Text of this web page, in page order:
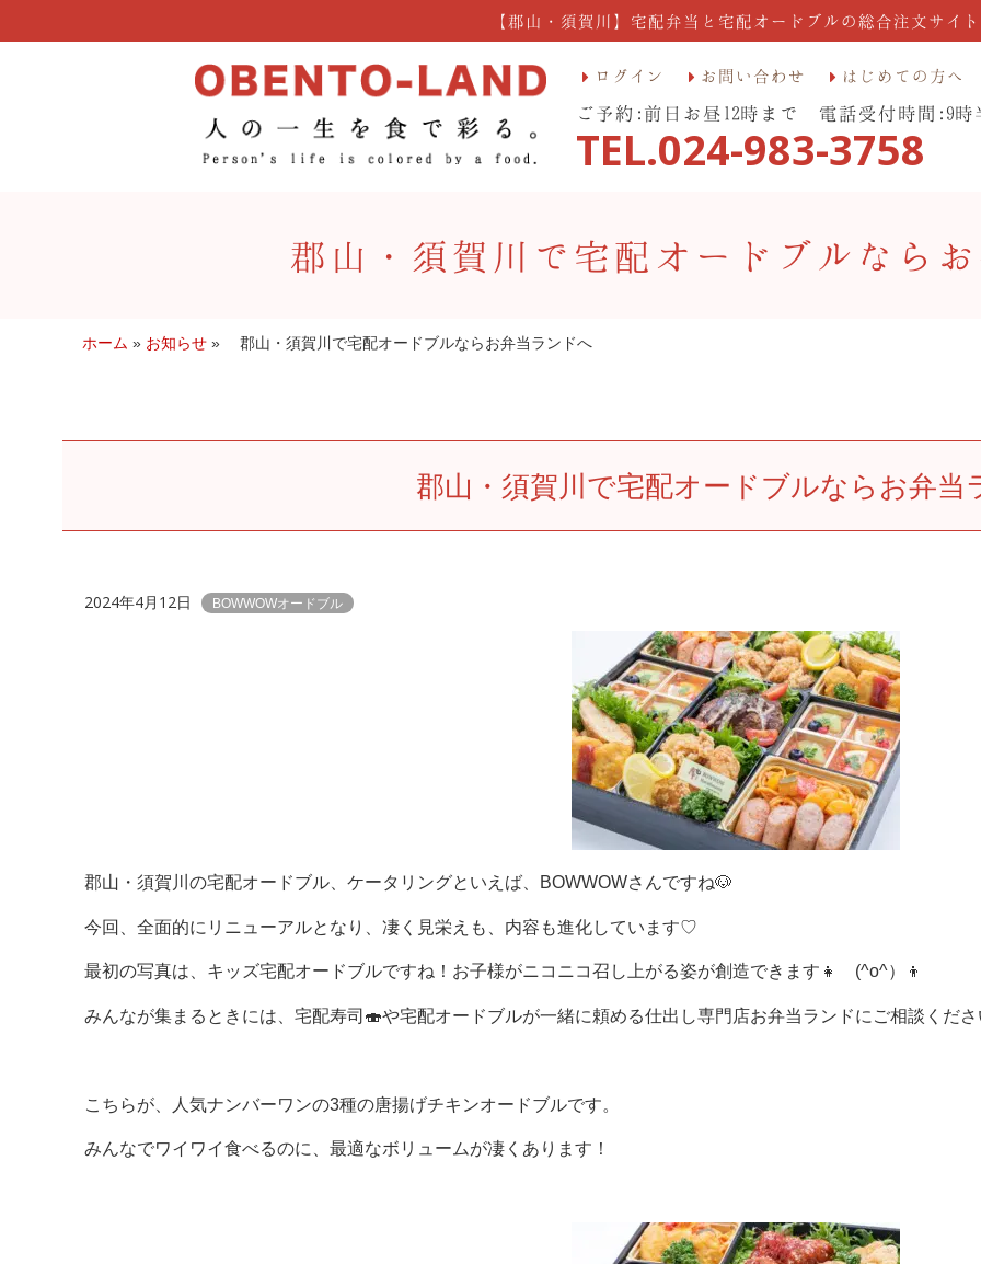
ン
【郡山・須賀川】宅配弁当と宅配オードブルの総合注文サイト
ログイン お問い合わせ はじめての方へ
ご予約:前日お昼12時まで 電話受付時間:9時
TEL.024-983-3758
郡山・須賀川で宅配オードブルなら
ホーム » お知らせ » 郡山・須賀川で宅配オードブルならお弁当ランドへ
郡山・須賀川で宅配オードブルならお弁当
2024年4月12日 BOWWOWオードブル
郡山・須賀川の宅配オードブル、ケータリングといえば、BOWWOWさんですね🐶
今回、全面的にリニューアルとなり、凄く見栄えも、内容も進化しています♡
最初の写真は、キッズ宅配オードブルですね！お子様がニコニコ召し上がる姿が創造できます👧 (^o^）👦
みんなが集まるときには、宅配寿司🍣や宅配オードブルが一緒に頼める仕出し専門店お弁当ランドにご相談くだ
こちらが、人気ナンバーワンの3種の唐揚げチキンオードブルです。
みんなでワイワイ食べるのに、最適なボリュームが凄くあります！